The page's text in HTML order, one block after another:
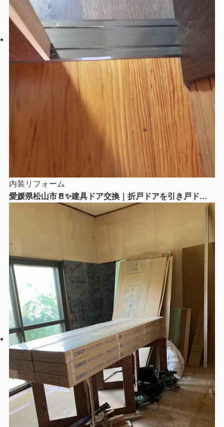
内装リフォーム
愛媛県松山市🚪✨建具ドア交換｜折戸ドアを引き戸ドア
に交換！毎日の使いやすさがグッとアップ😊🏡